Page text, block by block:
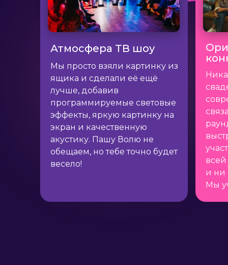
Мы просто взяли картинку из
ящика и сделали её ещё
лучше, добавив
программируемые световые
эффекты, яркую картинку на
экран и качественную
акустику. Пашу Волю не
обещаем, но тебе точно будет
весело!
Атмосфера ТВ шоу
всей
и ни
Мы